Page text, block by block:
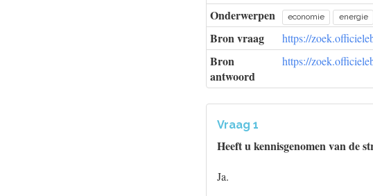
Onderwerpen economie energie
Bron vraag https://
Bron
antwoord
https://
Vraag 1
Heeft u kennisgenomen van de
Ja.